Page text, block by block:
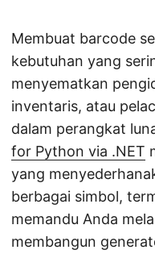
Membuat barcode
kebutuhan yang
menyematkan
inventaris, atau
dalam perangkat
for Python via .NET
yang
berbagai simbol,
memandu Anda
membangun